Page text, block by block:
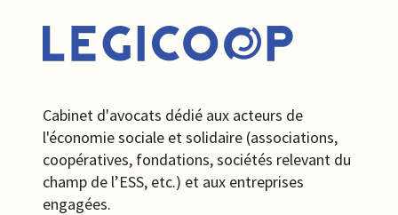
Cabinet d'avocats dédié aux acteurs de
l'économie sociale et solidaire (associations,
coopératives, fondations, sociétés relevant du
champ de l’ESS, etc.) et aux entreprises
engagées.